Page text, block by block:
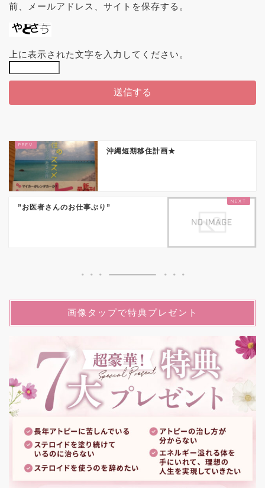
前、メールアドレス、サイトを保存する。
上に表示された文字を入力してください。
沖縄短期移住計画★
”お医者さんのお仕事ぶり”
画像タップで特典プレゼント